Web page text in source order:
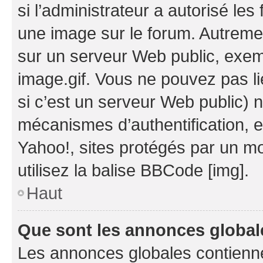
si l’administrateur a autorisé
une image sur le forum.
sur un serveur Web public,
image.gif. Vous ne pouvez pas
si c’est un serveur Web public)
mécanismes d’authentification,
Yahoo!, sites protégés par un
utilisez la balise BBCode [img].
Haut
Que sont les annonces
Les annonces globales